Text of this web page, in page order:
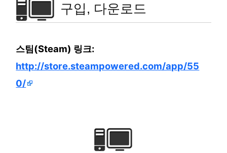
구입, 다운로드
스팀(Steam) 링크:
http://store.steampowered.com/app/55
0/